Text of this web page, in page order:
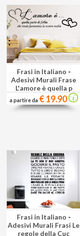
Frasi in Italiano -
Adesivi Murali Frase
L'amore è quella p
a partire da € 19.90
Frasi in Italiano -
Adesivi Murali Frasi Le
regole della Cuc